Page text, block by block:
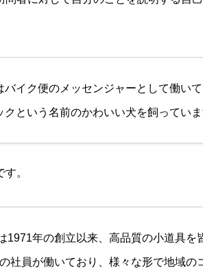
バイク便のメッセンジャーとして働い
という名前のかわいい犬を飼ってい
。
1971年の創立以来、高品質の小道具
社員が働いており、様々な形で地域の